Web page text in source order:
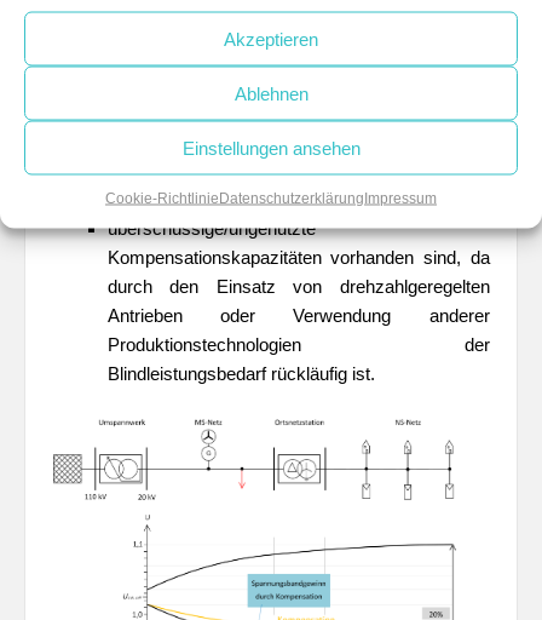
Akzeptieren
Ablehnen
Einstellungen ansehen
Cookie-RichtlinieDatenschutzerklärungImpressum
bestehende Kompensationsanlagen vorhanden
Erweiterung oftmals aufgrund fehlender
baulicher Maßnahmen kostengünstig möglich
ist.
überschüssige/ungenutzte
Kompensationskapazitäten vorhanden sind, da
durch den Einsatz von drehzahlgeregelten
Antrieben oder Verwendung anderer
Produktionstechnologien der
Blindleistungsbedarf rückläufig ist.